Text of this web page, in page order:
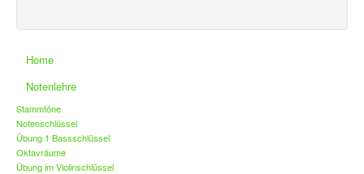
Home
Notenlehre
Stammtöne
Notenschlüssel
Übung 1 Bassschlüssel
Oktavräume
Übung im Violinschlüssel